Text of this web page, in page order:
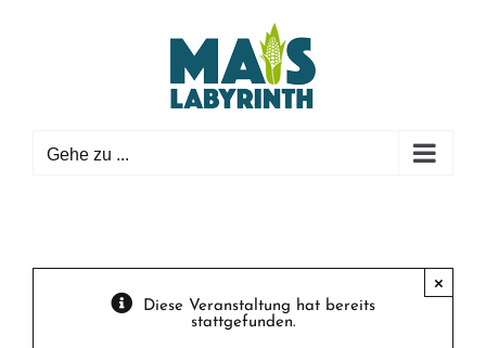
Gehe zu ...
Diese Veranstaltung hat bereits
stattgefunden.
×